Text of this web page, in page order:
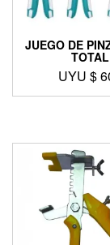
JUEGO DE
TOTAL
UYU $